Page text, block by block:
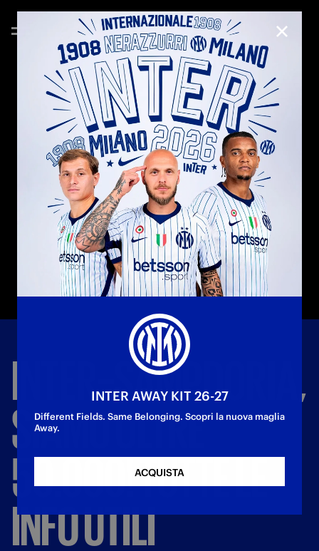
INTER–SAMPDORIA,
SIAMOOLTRE
50.000!TUTTELE
INFOUTILI
INTER AWAY KIT 26-27
Different Fields. Same Belonging. Scopri la nuova maglia
Away.
ACQUISTA